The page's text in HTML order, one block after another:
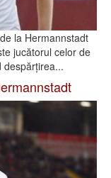
la Hermannstadt
jucătorul celor de
despărțirea...